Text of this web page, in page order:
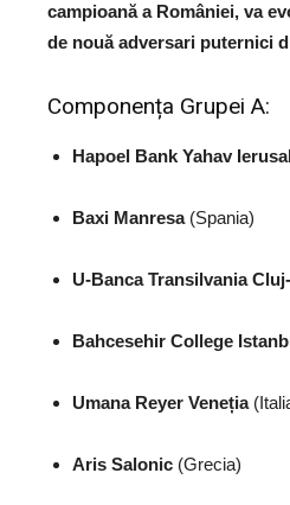
campioană a României, va
de nouă adversari puternici
Componența Grupei A:
Hapoel Bank Yahav
Baxi Manresa(Spania)
U-Banca Transilvania
Bahcesehir College
Umana Reyer Veneția
Aris Salonic (Grecia)